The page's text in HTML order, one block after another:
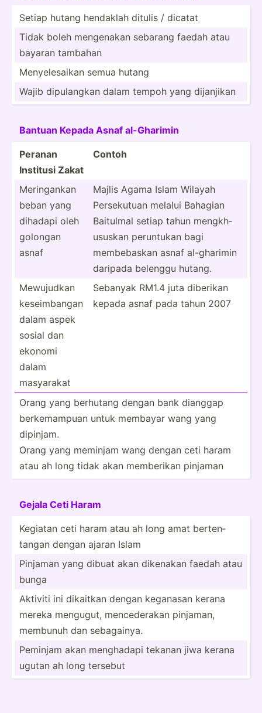
Setiap hutang hendaklah ditulis / dicatat
Tidak boleh mengenakan sebarang faedah atau
bayaran tambahan
Menyel­esaikan semua hutang
Wajib dipula­ngkan dalam tempoh yang dijanjikan
Bantuan Kepada Asnaf al-Gha­rimin
Peranan
Institusi Zakat
Contoh
Mering­ankan
beban yang
dihadapi oleh
golongan
asnaf
Majlis Agama Islam Wilayah
Persek­utuan melalui Bahagian
Baitulmal setiap tahun mengkh­
ususkan peruntukan bagi
membeb­askan asnaf al-gha­rimin
daripada belenggu hutang.
Mewujudkan
keseim­bangan
dalam aspek
sosial dan
ekonomi
dalam
masyarakat
Sebanyak RM1.4 juta diberikan
kepada asnaf pada tahun 2007
Orang yang berhutang dengan bank dianggap
berkem­ampuan untuk membayar wang yang
dipinjam.
Orang yang meminjam wang dengan ceti haram
atau ah long tidak akan memberikan pinjaman
Gejala Ceti Haram
Kegiatan ceti haram atau ah long amat berten­
tangan dengan ajaran Islam
Pinjaman yang dibuat akan dikenakan faedah atau
bunga
Aktiviti ini dikaitkan dengan keganasan kerana
mereka mengugut, menced­erakan pinjaman,
membunuh dan sebaga­inya.
Peminjam akan menghadapi tekanan jiwa kerana
ugutan ah long tersebut